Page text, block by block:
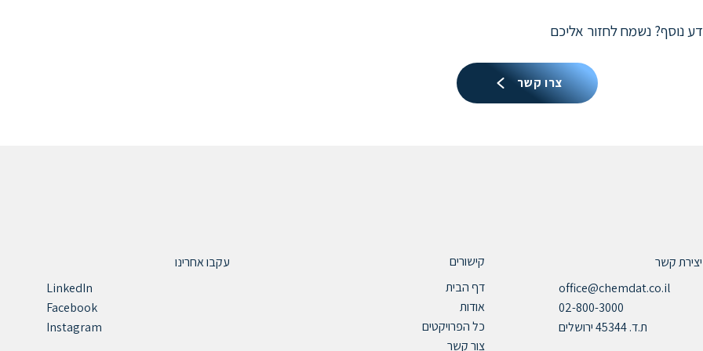
נוסף? נשמח לחזור אליכם
צרו קשר
יצירת קשר
office@chemdat.co.il
02-800-3000
ת.ד. 45344 ירושלים
קישורים
דף הבית
אודות
כל הפרויקטים
צור קשר
עקבו אחרינו
LinkedIn
Facebook
Instagram